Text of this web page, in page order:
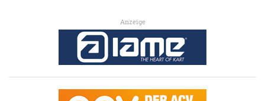
Anzeige